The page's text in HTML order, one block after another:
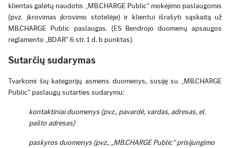
klientas galėtų naudotis „MB.CHARGE Public“ mokėjimo paslaugomis
(pvz. įkrovimas įkrovimo stotelėje) ir klientui išrašyti sąskaitą už
MB.CHARGE Public paslaugas. (ES Bendrojo duomenų apsaugos
reglamento „BDAR“ 6 str. 1 d. b punktas).
Sutarčių sudarymas
Tvarkomi šių kategorijų asmens duomenys, susiję su „MB.CHARGE
Public“ paslaugų sutarties sudarymu:
kontaktiniai duomenys (pvz., pavardė, vardas, adresas, el.
pašto adresas)
paskyros duomenys (pvz., „MB.CHARGE Public“ prisijungimo